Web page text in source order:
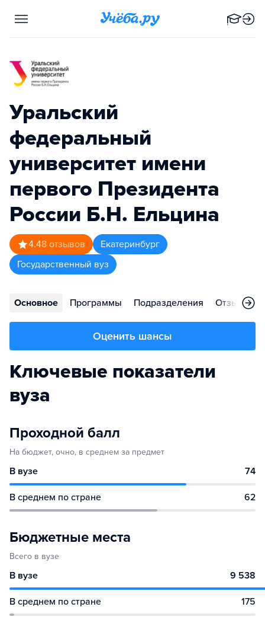
Уральский
федеральный
университет имени
первого Президента
России Б.Н. Ельцина
4.48 отзывов
Екатеринбург
Государственный вуз
Основное Программы Подразделения Отзывы
Оценить шансы
Ключевые показатели
вуза
Проходной балл
На бюджет, очно, в среднем за предмет
В вузе 74
В среднем по стране 62
Бюджетные места
Всего в вузе
В вузе 9 538
В среднем по стране 175